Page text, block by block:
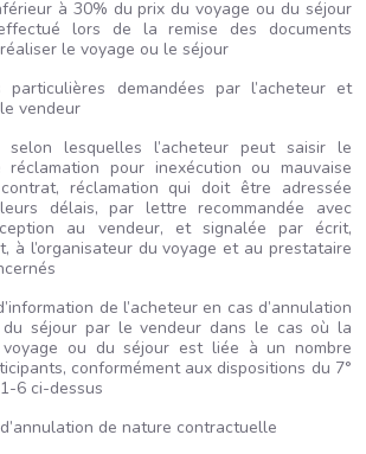
à 30% du prix du voyage ou du séjour
lors de la remise des documents
le voyage ou le séjour
particulières demandées par l’acheteur et
vendeur
selon lesquelles l’acheteur peut saisir le
réclamation pour inexécution ou mauvaise
réclamation qui doit être adressée
délais, par lettre recommandée avec
au vendeur, et signalée par écrit,
à l’organisateur du voyage et au prestataire
de l’acheteur en cas d’annulation
séjour par le vendeur dans le cas où la
ou du séjour est liée à un nombre
conformément aux dispositions du 7°
6 ci-dessus
de nature contractuelle